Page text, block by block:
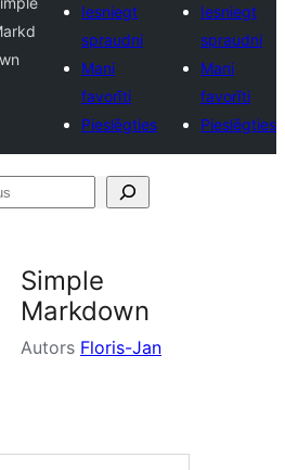
Iesniegt
spraudni
Mani
favorīti
Pieslēgties
Iesniegt
spraudni
Mani
favorīti
Pieslēgties
Simple
Markdown
Autors Floris-Jan